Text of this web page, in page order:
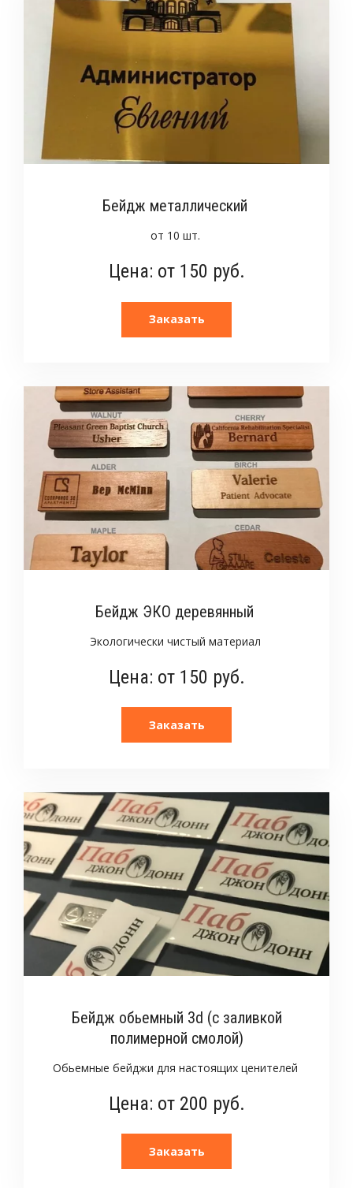
Бейдж металлический
Цена: от 150 руб.
от 10 шт.
Заказать
Бейдж ЭКО деревянный
Цена: от 150 руб.
Экологически чистый материал
Заказать
Бейдж обьемный 3d (с заливкой
полимерной смолой)
Цена: от 200 руб.
Обьемные бейджи для настоящих ценителей
Заказать